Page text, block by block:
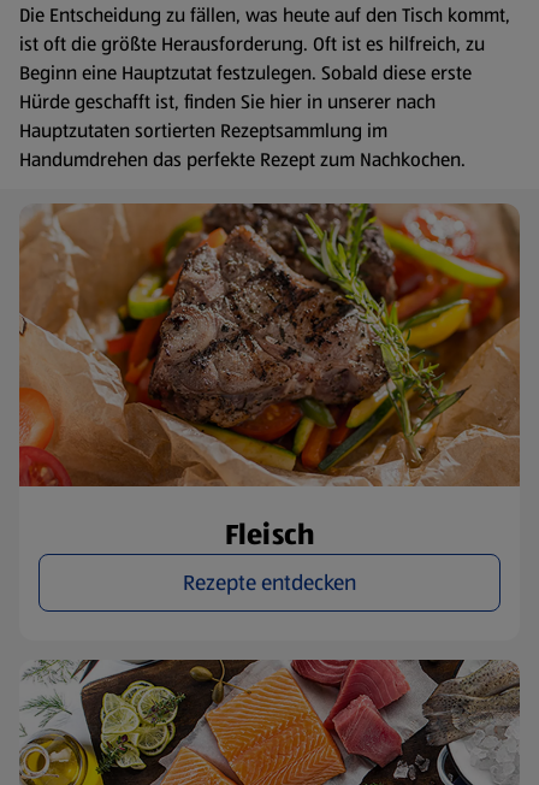
Die Entscheidung zu fällen, was heute auf den Tisch kommt,
ist oft die größte Herausforderung. Oft ist es hilfreich, zu
Beginn eine Hauptzutat festzulegen. Sobald diese erste
Hürde geschafft ist, finden Sie hier in unserer nach
Hauptzutaten sortierten Rezeptsammlung im
Handumdrehen das perfekte Rezept zum Nachkochen.
Fleisch
Rezepte entdecken